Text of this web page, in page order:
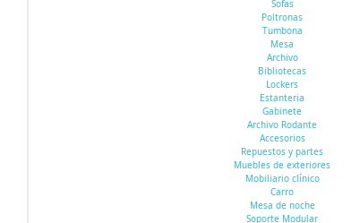
Sofas
Poltronas
Tumbona
Mesa
Archivo
Bibliotecas
Lockers
Estanteria
Gabinete
Archivo Rodante
Accesorios
Repuestos y partes
Muebles de exteriores
Mobiliario clínico
Carro
Mesa de noche
Soporte Modular